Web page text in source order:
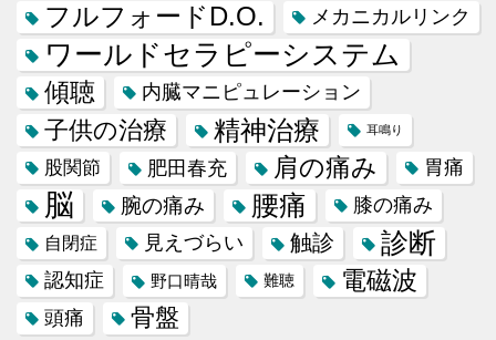
フルフォードD.O. メカニカルリンク
ワールドセラピーシステム
傾聴 内臓マニピュレーション
子供の治療 精神治療 耳鳴り
股関節 肥田春充 肩の痛み 胃痛
脳 腕の痛み 腰痛 膝の痛み
自閉症 見えづらい 触診 診断
認知症 野口晴哉 難聴 電磁波
頭痛 骨盤